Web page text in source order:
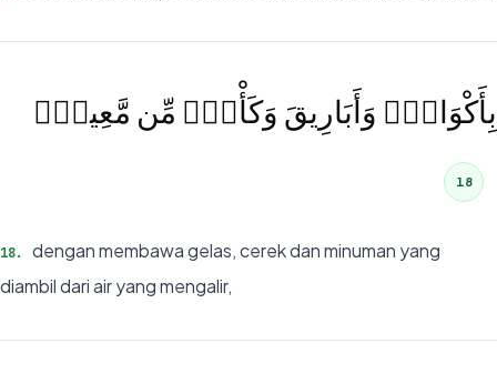
بِأَكْوَابٍۢ وَأَبَارِيقَ وَكَأْسٍۢ مِّن مَّعِينٍۢ
18
18.
dengan membawa gelas, cerek dan minuman yang
diambil dari air yang mengalir,